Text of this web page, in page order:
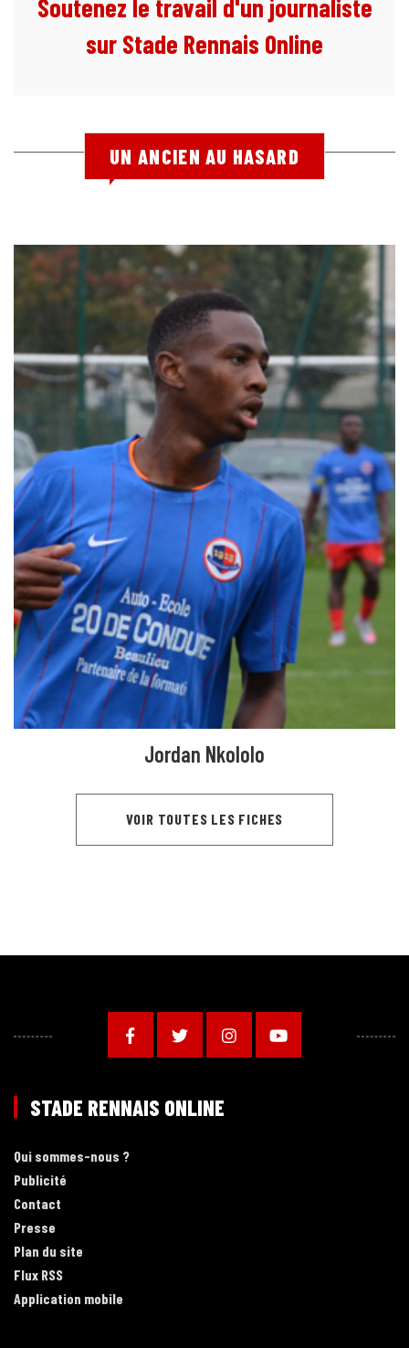
Soutenez le travail d'un journaliste
sur Stade Rennais Online
UN ANCIEN AU HASARD
Jordan Nkololo
VOIR TOUTES LES FICHES
STADE RENNAIS ONLINE
Qui sommes-nous ?
Publicité
Contact
Presse
Plan du site
Flux RSS
Application mobile